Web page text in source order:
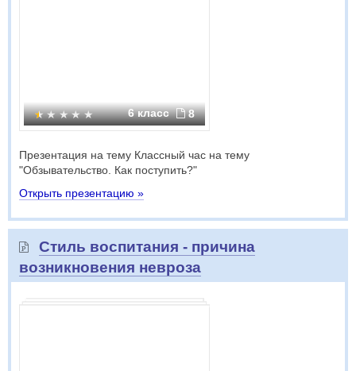
6 класс 8
Презентация на тему Классный час на тему
"Обзывательство. Как поступить?"
Открыть презентацию »
Стиль воспитания - причина
возникновения невроза